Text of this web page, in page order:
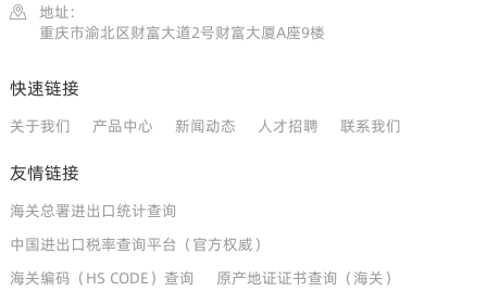

地址:
重庆市渝北区财富大道2号财富大厦A座9楼
快速链接
关于我们 产品中心 新闻动态 人才招聘 联系我们
友情链接
海关总署进出口统计查询
中国进出口税率查询平台（官方权威）
海关编码（HS CODE）查询
原产地证证书查询（海关）